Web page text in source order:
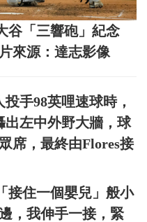
谷「三響砲」紀念
來源：達志影像
手98英哩速球時，
出左中外野大牆，球
席，最終由Flores接
接住一個嬰兒」般小
，我伸手一接，緊